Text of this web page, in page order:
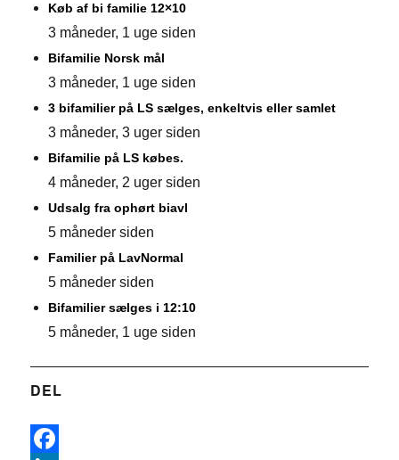
Køb af bi familie 12×10
3 måneder, 1 uge siden
Bifamilie Norsk mål
3 måneder, 1 uge siden
3 bifamilier på LS sælges, enkeltvis eller samlet
3 måneder, 3 uger siden
Bifamilie på LS købes.
4 måneder, 2 uger siden
Udsalg fra ophørt biavl
5 måneder siden
Familier på LavNormal
5 måneder siden
Bifamilier sælges i 12:10
5 måneder, 1 uge siden
DEL